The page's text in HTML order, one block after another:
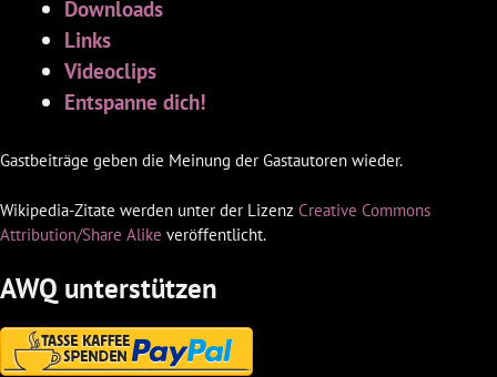
Downloads
Links
Videoclips
Entspanne dich!
Gastbeiträge geben die Meinung der Gastautoren wieder.
Wikipedia-Zitate werden unter der Lizenz Creative Commons
Attribution/Share Alike veröffentlicht.
AWQ unterstützen